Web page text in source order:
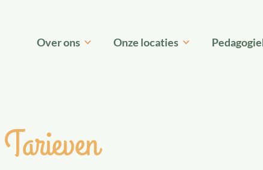
Over ons Onze locaties
Tarieven